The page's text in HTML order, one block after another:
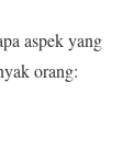
aspek yang
orang: